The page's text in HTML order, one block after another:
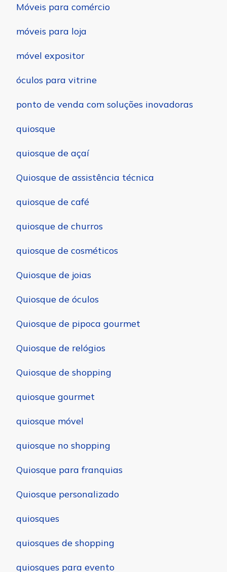
Móveis para comércio
móveis para loja
móvel expositor
óculos para vitrine
ponto de venda com soluções inovadoras
quiosque
quiosque de açaí
Quiosque de assistência técnica
quiosque de café
quiosque de churros
quiosque de cosméticos
Quiosque de joias
Quiosque de óculos
Quiosque de pipoca gourmet
Quiosque de relógios
Quiosque de shopping
quiosque gourmet
quiosque móvel
quiosque no shopping
Quiosque para franquias
Quiosque personalizado
quiosques
quiosques de shopping
quiosques para evento